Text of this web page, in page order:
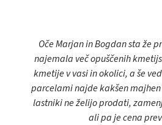
Oče Marjan in Bogdan sta že
najemala več opuščenih
kmetije v vasi in okolici, a še
parcelami najde kakšen
lastniki ne želijo prodati,
ali pa je cena